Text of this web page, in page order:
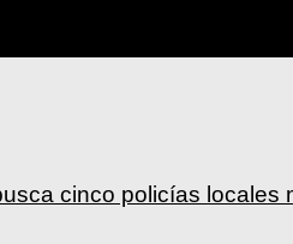
cinco policías locales